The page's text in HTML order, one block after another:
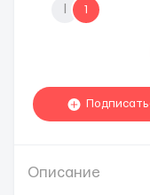
1
Описание